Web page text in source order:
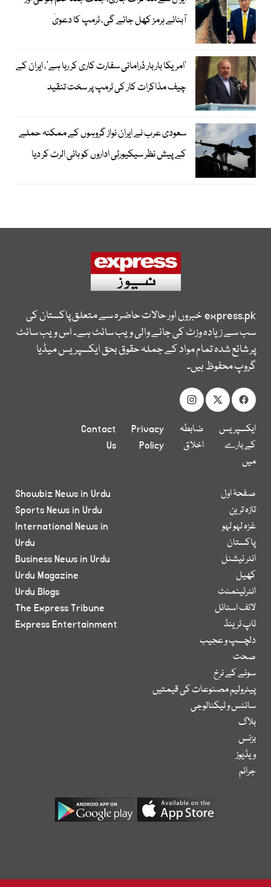
آبنائے ہرمز کھل جائے گی، ٹرمپ کا دعویٰ
’امریکا بار بار ڈرامائی سفارت کاری کر رہا ہے‘، ایران کے
چیف مذاکرات کار کی ٹرمپ پر سخت تنقید
سعودی عرب نے ایران نواز گروہوں کے ممکنہ حملے
کے پیش نظر سیکیورٹی اداروں کو ہائی الرٹ کر دیا
express.pkخبروں اور حالات حاضرہ سے متعلق پاکستان کی
سب سے زیادہ وزٹ کی جانے والی ویب سائٹ ہے۔ اس ویب سائٹ
پر شائع شدہ تمام مواد کے جملہ حقوق بحق ایکسپریس میڈیا
گروپ محفوظ ہیں۔
ایکسپریس
کے بارے
میں
ضابطہ
اخلاق
Privacy
Policy
Contact
Us
صفحۂ اول
تازہ ترین
غزہ لہو لہو
پاکستان
انٹر نیشنل
کھیل
انٹرٹینمنٹ
لائف اسٹائل
ٹاپ ٹرینڈ
دلچسپ و عجیب
صحت
سونے کے نرخ
پیٹرولیم مصنوعات کی قیمتیں
سائنس و ٹیکنالوجی
بلاگ
بزنس
ویڈیوز
جرائم
Showbiz News in Urdu
Sports News in Urdu
International News in
Urdu
Business News in Urdu
Urdu Magazine
Urdu Blogs
The Express Tribune
Express Entertainment